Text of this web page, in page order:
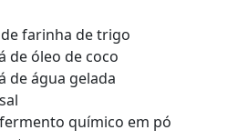
farinha de trigo
de óleo de coco
de água gelada
químico em pó